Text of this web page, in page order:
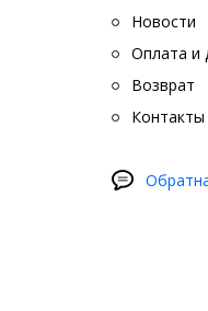
Новости
Оплата и
Возврат
Контакты